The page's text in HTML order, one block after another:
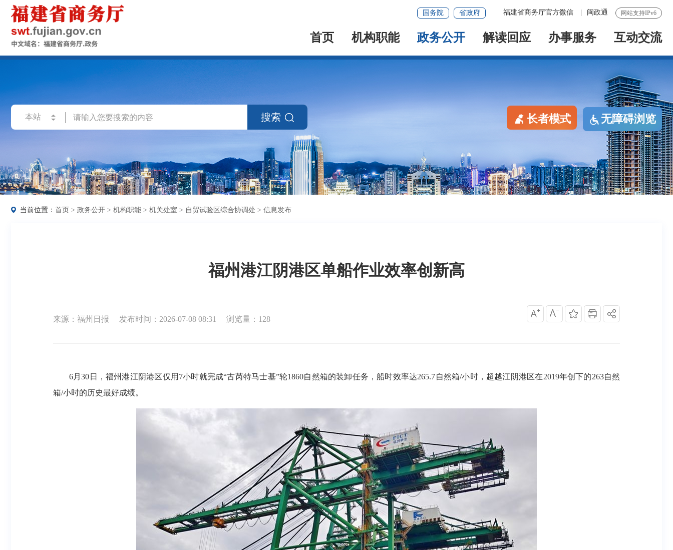
网站支持IPv6
福建省商务厅官方微信 闽政通
国务院 省政府
首页 机构职能 政务公开 解读回应 办事服务 互动交流
搜索 长者模式 无障碍浏览
当前位置： 首页 > 政务公开 > 机构职能 > 机关处室 > 自贸试验区综合协调处 > 信息发布
福州港江阴港区单船作业效率创新高
来源：福州日报 发布时间：2026-07-08 08:31 浏览量：128
6月30日，福州港江阴港区仅用7小时就完成“古芮特马士基”轮1860自然箱的装卸任务，船时效率达265.7自然箱/小时，超越江阴港区在2019年创下的263自然
箱/小时的历史最好成绩。